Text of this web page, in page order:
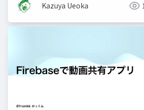
Kazuya Ueoka